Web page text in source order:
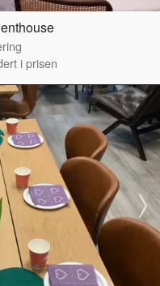
i prisen